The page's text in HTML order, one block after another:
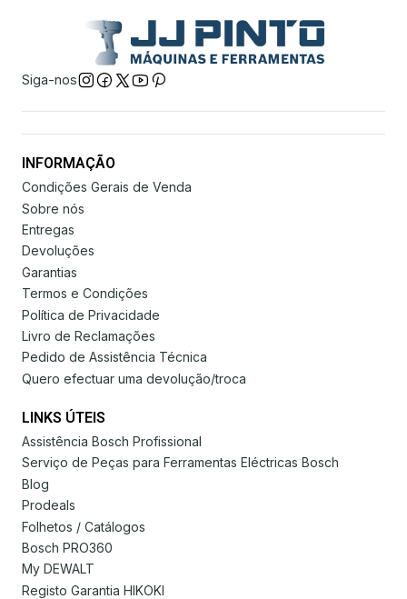
Siga-nos
INFORMAÇÃO
Condições Gerais de Venda
Sobre nós
Entregas
Devoluções
Garantias
Termos e Condições
Política de Privacidade
Livro de Reclamações
Pedido de Assistência Técnica
Quero efectuar uma devolução/troca
LINKS ÚTEIS
Assistência Bosch Profissional
Serviço de Peças para Ferramentas Eléctricas Bosch
Blog
Prodeals
Folhetos / Catálogos
Bosch PRO360
My DEWALT
Registo Garantia HIKOKI